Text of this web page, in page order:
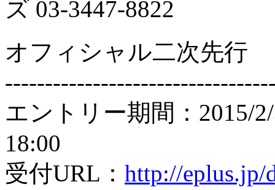
ズ 03-3447-8822
オフィシャル二次先行
エントリー期間：2015/
18:00
受付URL： http://eplus.jp/